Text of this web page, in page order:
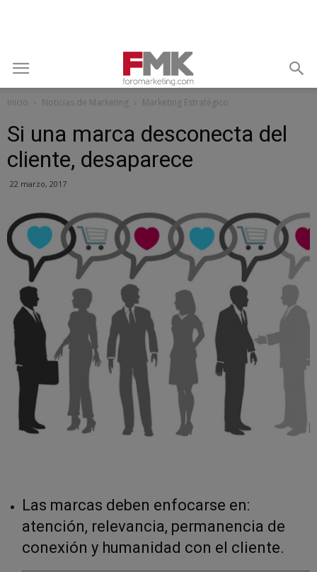
Inicio Noticias de Marketing Marketing Estratégico
Si una marca desconecta del
cliente, desaparece
22 marzo, 2017
Las marcas deben enfocarse en:
atención, relevancia, permanencia de
conexión y humanidad con el cliente.